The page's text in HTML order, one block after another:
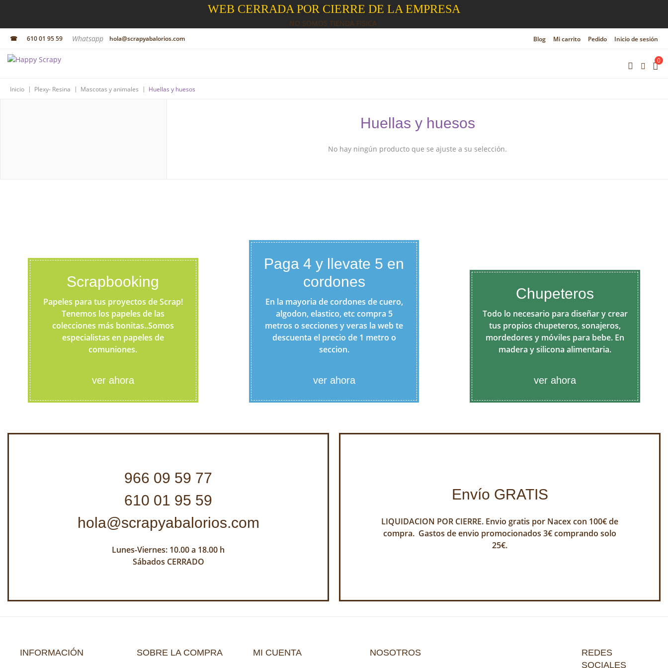
WEB CERRADA POR CIERRE DE LA EMPRESA
NO SOMOS TIENDA FISICA
☎ 610 01 95 59 Whatsapp hola@scrapyabalorios.com Blog Mi carrito Pedido Inicio de sesión
0
Inicio | Plexy- Resina | Mascotas y animales | Huellas y huesos
Huellas y huesos
No hay ningún producto que se ajuste a su selección.
Scrapbooking
Papeles para tus proyectos de Scrap!
Tenemos los papeles de las
colecciones más bonitas..Somos
especialistas en papeles de
comuniones.
ver ahora
Paga 4 y llevate 5 en
cordones
En la mayoria de cordones de cuero,
algodon, elastico, etc compra 5
metros o secciones y veras la web te
descuenta el precio de 1 metro o
seccion.
ver ahora
Chupeteros
Todo lo necesario para diseñar y crear
tus propios chupeteros, sonajeros,
mordedores y móviles para bebe. En
madera y silicona alimentaria.
ver ahora
966 09 59 77
610 01 95 59
hola@scrapyabalorios.com
Lunes-Viernes: 10.00 a 18.00 h
Sábados CERRADO
Envío GRATIS
LIQUIDACION POR CIERRE. Envio gratis por Nacex con 100€ de
compra. Gastos de envio promocionados 3€ comprando solo
25€.
REDES
SOCIALES
INFORMACIÓN SOBRE LA COMPRA MI CUENTA NOSOTROS